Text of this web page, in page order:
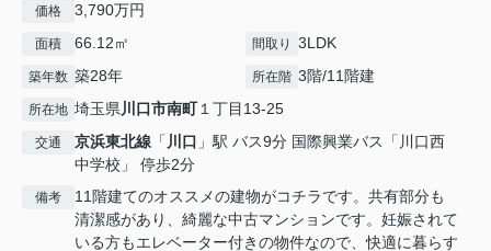
価格 3,790万円
面積 66.12㎡ 間取り 3LDK
築年数 築28年 所在階 3階/11階建
所在地 埼玉県川口市南町１丁目13-25
交通 京浜東北線 「 川口 」駅 バス9分 国際興業バス「川口西
中学校」 停歩2分
備考
11階建てのオススメの建物がコチラです。共有部分も
清潔感があり、綺麗な中古マンションです。妊娠されて
いる方もエレベーター付きの物件なので、快適に暮らす